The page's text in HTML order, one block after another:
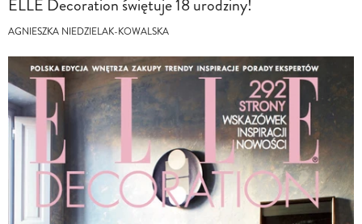
ELLE Decoration świętuje 18 urodziny!
AGNIESZKA NIEDZIELAK-KOWALSKA